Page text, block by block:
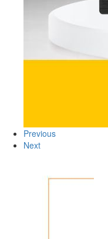
Previous
Next